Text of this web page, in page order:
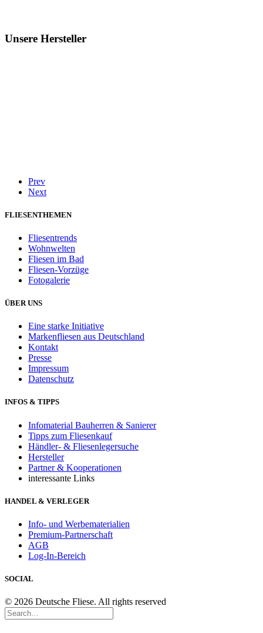
Unsere Hersteller
Prev
Next
FLIESENTHEMEN
Fliesentrends
Wohnwelten
Fliesen im Bad
Fliesen-Vorzüge
Fotogalerie
ÜBER UNS
Eine starke Initiative
Markenfliesen aus Deutschland
Kontakt
Presse
Impressum
Datenschutz
INFOS & TIPPS
Infomaterial Bauherren & Sanierer
Tipps zum Fliesenkauf
Händler- & Fliesenlegersuche
Hersteller
Partner & Kooperationen
interessante Links
HANDEL & VERLEGER
Info- und Werbematerialien
Premium-Partnerschaft
AGB
Log-In-Bereich
SOCIAL
© 2026 Deutsche Fliese. All rights reserved